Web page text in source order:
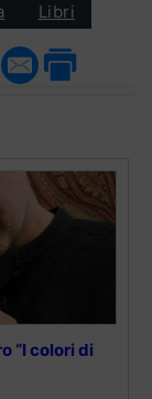
Libri
“I colori di